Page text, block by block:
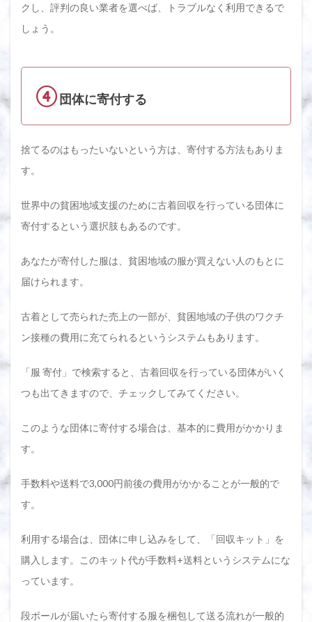
クし、評判の良い業者を選べば、トラブルなく利用できるで
しょう。
④団体に寄付する
捨てるのはもったいないという方は、寄付する方法もありま
す。
世界中の貧困地域支援のために古着回収を行っている団体に
寄付するという選択肢もあるのです。
あなたが寄付した服は、貧困地域の服が買えない人のもとに
届けられます。
古着として売られた売上の一部が、貧困地域の子供のワクチ
ン接種の費用に充てられるというシステムもあります。
「服 寄付」で検索すると、古着回収を行っている団体がいく
つも出てきますので、チェックしてみてください。
このような団体に寄付する場合は、基本的に費用がかかりま
す。
手数料や送料で3,000円前後の費用がかかることが一般的で
す。
利用する場合は、団体に申し込みをして、「回収キット」を
購入します。このキット代が手数料+送料というシステムにな
っています。
段ボールが届いたら寄付する服を梱包して送る流れが一般的